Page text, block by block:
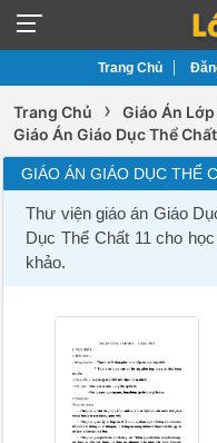
Trang Chủ
Trang Chủ › Giáo Án Lớp
Giáo Án Giáo Dục Thể Chất
GIÁO ÁN GIÁO DỤC THỂ
Thư viện giáo án Giáo
Dục Thể Chất 11 cho
khảo.